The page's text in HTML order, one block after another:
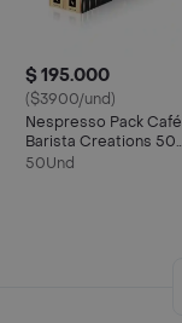
$ 195.000
($3900/und)
Nespresso Pack Café
Barista Creations 50
Cápsulas
50Und